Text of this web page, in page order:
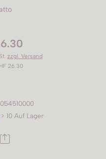
zzgl. Versand
26.30
> 10 Auf Lager